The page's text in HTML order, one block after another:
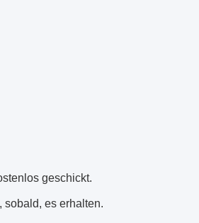
geschickt.
sobald, es erhalten.